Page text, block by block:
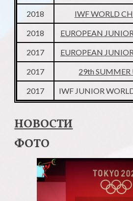
2018 IWF WORLD
2018 EUROPEAN
2017 EUROPEAN
2017 29th SUMMER
2017 IWF JUNIOR
НОВОСТИ
ФОТО